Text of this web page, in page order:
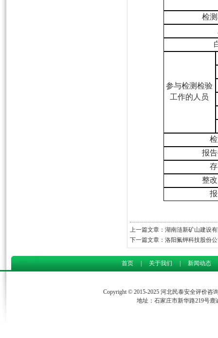
检
参与检测检验
工作的人员
报
整
上一篇文章： 湖南涟新矿山建设
下一篇文章： 洛阳氟钾科技股份
首页 关于我们 新闻动态
Copyright © 2015-2025 河北民泰安全评价咨
地址：石家庄市新华路219号鹿